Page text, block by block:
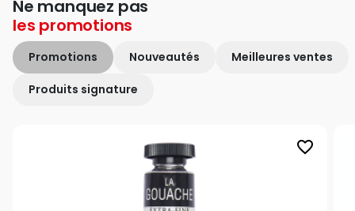
Ne manquez pas
les promotions
Promotions Nouveautés Meilleures ventes
Produits signature
favorite_border